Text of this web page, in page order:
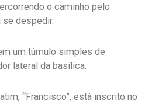
o caminho pelo
se despedir.
um túmulo simples de
lateral da basílica.
“Francisco”, está inscrito no